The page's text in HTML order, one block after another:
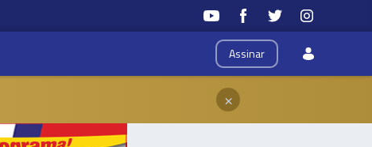
Assinar
×